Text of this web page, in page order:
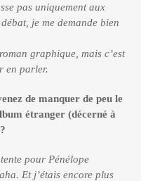
pas uniquement aux
je me demande bien
graphique, mais c’est
en parler.
de manquer de peu le
étranger (décerné à
pour Pénélope
Et j’étais encore plus